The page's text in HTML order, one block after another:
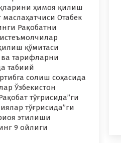
ҳимоя қилиш
Отабек
Рақобатни
қўмитаси
тарифларни
табиий
солиш соҳасида
Ўзбекистон
тўғрисида”ги
тўғрисида”ги
этилиши
9 ойлиги